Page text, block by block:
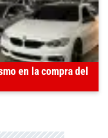
en la compra del